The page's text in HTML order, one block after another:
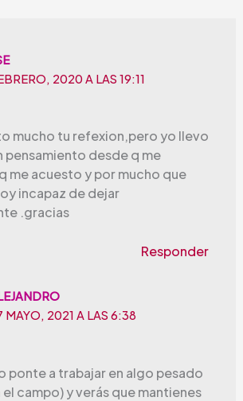
2020 A LAS 19:11
mucho tu refexion,pero yo llevo
pensamiento desde q me
me acuesto y por mucho que
incapaz de dejar
.gracias
Responder
MAYO, 2021 A LAS 6:38
ponte a trabajar en algo pesado
el campo) y verás que mantienes